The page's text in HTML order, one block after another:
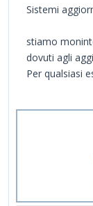
Sistemi
stiamo
dovuti agli
Per qualsiasi